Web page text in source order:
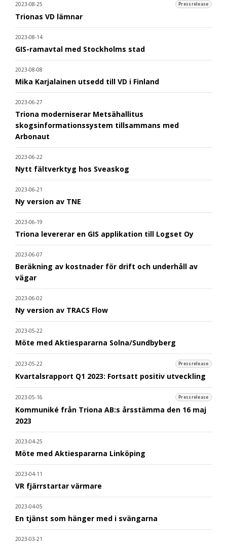
2023-08-25 Pressrelease
Trionas VD lämnar
2023-08-14
GIS-ramavtal med Stockholms stad
2023-08-08
Mika Karjalainen utsedd till VD i Finland
2023-06-27
Triona moderniserar Metsähallitus
skogsinformationssystem tillsammans med
Arbonaut
2023-06-22
Nytt fältverktyg hos Sveaskog
2023-06-21
Ny version av TNE
2023-06-19
Triona levererar en GIS applikation till Logset Oy
2023-06-07
Beräkning av kostnader för drift och underhåll av
vägar
2023-06-02
Ny version av TRACS Flow
2023-05-22
Möte med Aktiespararna Solna/Sundbyberg
2023-05-22 Pressrelease
Kvartalsrapport Q1 2023: Fortsatt positiv utveckling
2023-05-16 Pressrelease
Kommuniké från Triona AB:s årsstämma den 16 maj
2023
2023-04-25
Möte med Aktiespararna Linköping
2023-04-11
VR fjärrstartar värmare
2023-04-05
En tjänst som hänger med i svängarna
2023-03-21